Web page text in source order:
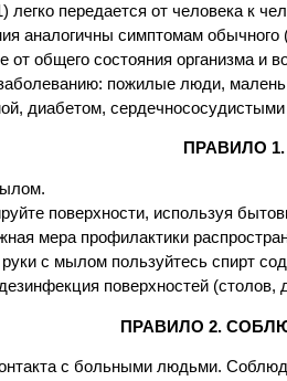
легко передается от человека к
аналогичны симптомам обычного
от общего состояния организма и
пожилые люди,
диабетом,
ПРАВИЛО
поверхности, используя
мера профилактики
с мылом пользуйтесь спирт
поверхностей
ПРАВИЛО 2.
с больными людьми.